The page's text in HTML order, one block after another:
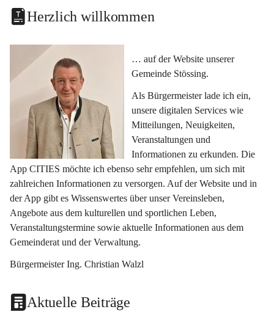
Herzlich willkommen
… auf der Website unserer
Gemeinde Stössing.
Als Bürgermeister lade ich ein,
unsere digitalen Services wie
Mitteilungen, Neuigkeiten,
Veranstaltungen und
Informationen zu erkunden. Die
App CITIES möchte ich ebenso sehr empfehlen, um sich mit
zahlreichen Informationen zu versorgen. Auf der Website und in
der App gibt es Wissenswertes über unser Vereinsleben,
Angebote aus dem kulturellen und sportlichen Leben,
Veranstaltungstermine sowie aktuelle Informationen aus dem
Gemeinderat und der Verwaltung.
Bürgermeister Ing. Christian Walzl
Aktuelle Beiträge